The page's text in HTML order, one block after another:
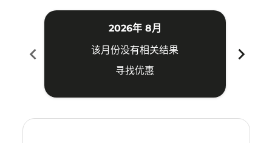
chevron_left
2026年 8月
该月份没有相关结果
寻找优惠
chevron_right